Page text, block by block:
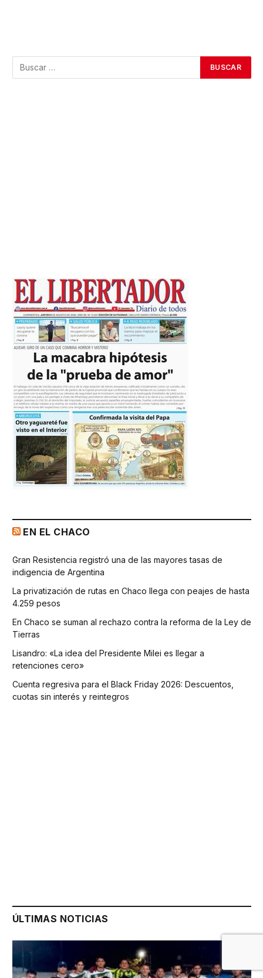
EN EL CHACO
Gran Resistencia registró una de las mayores tasas de
indigencia de Argentina
La privatización de rutas en Chaco llega con peajes de hasta
4.259 pesos
En Chaco se suman al rechazo contra la reforma de la Ley de
Tierras
Lisandro: «La idea del Presidente Milei es llegar a
retenciones cero»
Cuenta regresiva para el Black Friday 2026: Descuentos,
cuotas sin interés y reintegros
ÚLTIMAS NOTICIAS